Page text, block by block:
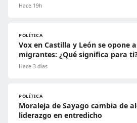
Hace 19h
POLÍTICA
Vox en Castilla y León se opone
migrantes: ¿Qué significa para
Hace 3 días
POLÍTICA
Moraleja de Sayago cambia de
liderazgo en entredicho